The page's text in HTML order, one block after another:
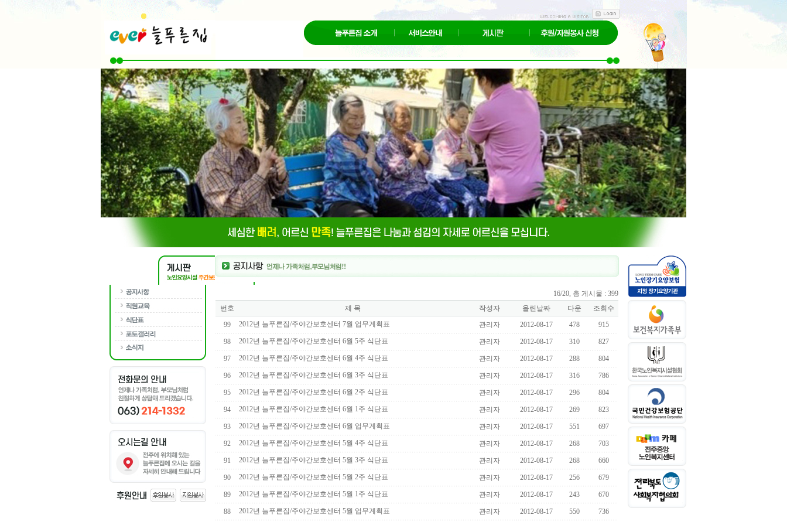
16/20, 총 게시물 : 399
번호
제 목 작성자 올린날짜 다운
조회수
99
2012년 늘푸른집/주야간보호센터 7월 업무계획표 관리자 2012-08-17 478 915
98 2012년 늘푸른집/주야간보호센터 6월 5주 식단표 관리자 2012-08-17 310 827
97 2012년 늘푸른집/주야간보호센터 6월 4주 식단표 관리자 2012-08-17 288 804
96 2012년 늘푸른집/주야간보호센터 6월 3주 식단표 관리자 2012-08-17 316 786
95 2012년 늘푸른집/주야간보호센터 6월 2주 식단표 관리자 2012-08-17 296 804
94 2012년 늘푸른집/주야간보호센터 6월 1주 식단표 관리자 2012-08-17 269 823
93 2012년 늘푸른집/주야간보호센터 6월 업무계획표 관리자 2012-08-17 551 697
92 2012년 늘푸른집/주야간보호센터 5월 4주 식단표 관리자 2012-08-17 268 703
91 2012년 늘푸른집/주야간보호센터 5월 3주 식단표 관리자 2012-08-17 268 660
90 2012년 늘푸른집/주야간보호센터 5월 2주 식단표 관리자 2012-08-17 256 679
89 2012년 늘푸른집/주야간보호센터 5월 1주 식단표 관리자 2012-08-17 243 670
88 2012년 늘푸른집/주야간보호센터 5월 업무계획표 관리자 2012-08-17 550 736